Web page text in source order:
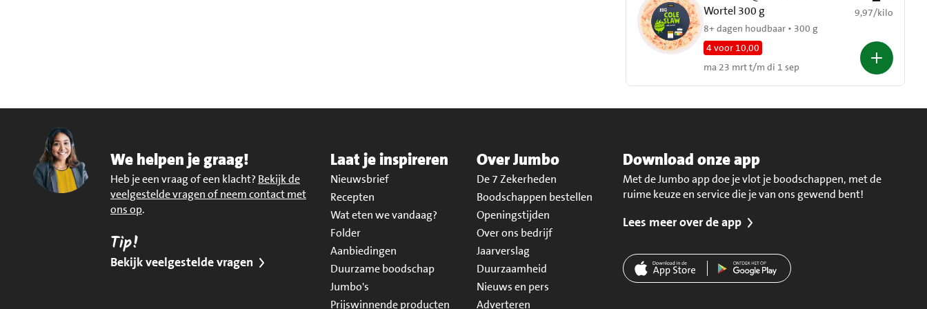
Wortel 300 g
8+ dagen houdbaar • 300 g
4 voor 10,00
ma 23 mrt t/m di 1 sep
€ 9,97 per kilo
9,97/kilo
We helpen je graag!
Heb je een vraag of een klacht? Bekijk de
veelgestelde vragen of neem contact met
ons op.
Tip!
Bekijk veelgestelde vragen
Laat je inspireren
Nieuwsbrief
Recepten
Wat eten we vandaag?
Folder
Aanbiedingen
Duurzame boodschap
Jumbo's
Prijswinnende producten
Over Jumbo
De 7 Zekerheden
Boodschappen bestellen
Openingstijden
Over ons bedrijf
Jaarverslag
Duurzaamheid
Nieuws en pers
Adverteren
Download onze app
Met de Jumbo app doe je vlot je boodschappen, met de
ruime keuze en service die je van ons gewend bent!
Lees meer over de app